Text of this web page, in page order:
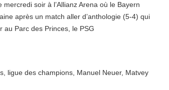
soir à l’Allianz Arena où le Bayern
après un match aller d’anthologie (5-4) qui
au Parc des Princes, le PSG
ligue des champions Manuel Neuer, Matvey